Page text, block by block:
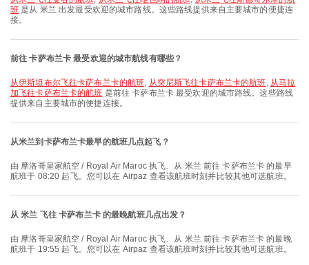
班 是从 米兰 出发最受欢迎的城市路线。这些路线提供来自主要城市的便捷连
接。
前往 卡萨布兰卡 最受欢迎的城市航线有哪些？
从伊斯坦布尔飞往卡萨布兰卡的航班, 从突尼斯飞往卡萨布兰卡的航班, 从马拉
加飞往卡萨布兰卡的航班 是前往 卡萨布兰卡 最受欢迎的城市路线。这些路线
提供来自主要城市的便捷连接。
从米兰到卡萨布兰卡最早的航班几点起飞？
由 摩洛哥皇家航空 / Royal Air Maroc 执飞、从 米兰 前往 卡萨布兰卡 的最早
航班于 08:20 起飞。您可以在 Airpaz 查看该航班时刻并比较其他可选航班。
从 米兰 飞往 卡萨布兰卡 的最晚航班几点出发？
由 摩洛哥皇家航空 / Royal Air Maroc 执飞、从 米兰 前往 卡萨布兰卡 的最晚
航班于 19:55 起飞。您可以在 Airpaz 查看该航班时刻并比较其他可选航班。